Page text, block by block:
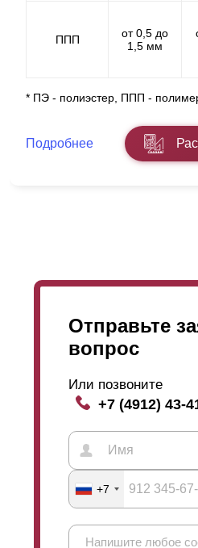
ППП
от 0,5 до
1,5 мм
* ПЭ - полиэстер, ППП -
Подробнее
Отправьте
вопрос
Или позвоните
+7 (4912) 43-
+7